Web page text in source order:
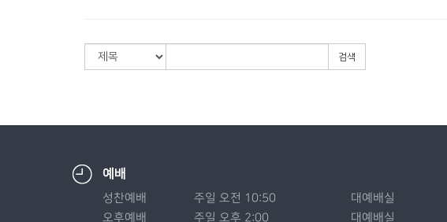
검색
예배
성찬예배 주일 오전 10:50
대예배실
오후예배
주일 오후 2:00 대예배실